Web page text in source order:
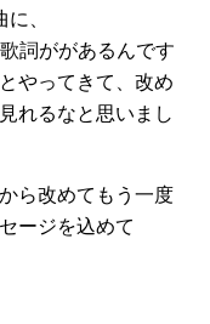
、
詞ががあるんです
やってきて、改め
れるなと思いまし
ら改めてもう一度
ージを込めて